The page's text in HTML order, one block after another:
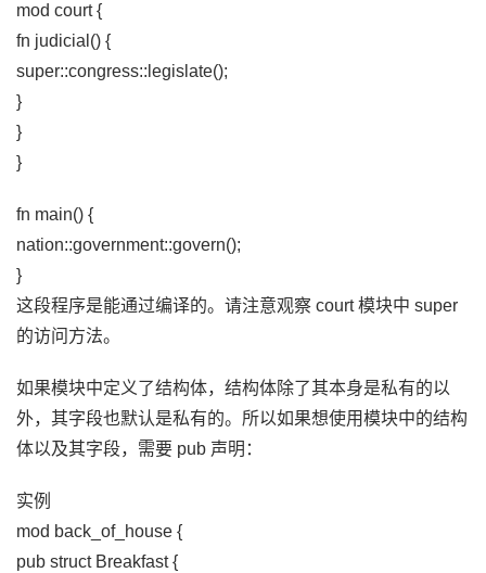
mod court {
fn judicial() {
super::congress::legislate();
}
}
}
fn main() {
nation::government::govern();
}
这段程序是能通过编译的。请注意观察 court 模块中 super
的访问方法。
如果模块中定义了结构体，结构体除了其本身是私有的以
外，其字段也默认是私有的。所以如果想使用模块中的结构
体以及其字段，需要 pub 声明：
实例
mod back_of_house {
pub struct Breakfast {